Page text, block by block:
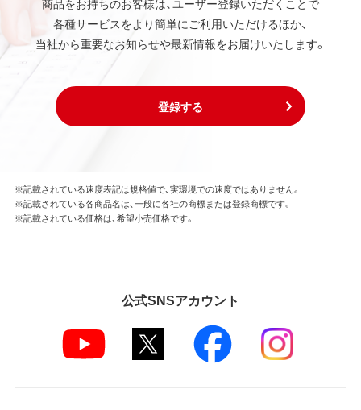
商品をお持ちのお客様は、ユーザー登録いただくことで
各種サービスをより簡単にご利用いただけるほか、
当社から重要なお知らせや最新情報をお届けいたします。
登録する
※記載されている速度表記は規格値で、実環境での速度ではありません。
※記載されている各商品名は、一般に各社の商標または登録商標です。
※記載されている価格は、希望小売価格です。
公式SNSアカウント